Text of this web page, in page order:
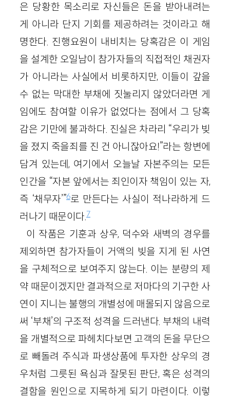
은 당황한 목소리로 자신들은 돈을 받아내려는
게 아니라 단지 기회를 제공하려는 것이라고 해
명한다. 진행요원이 내비치는 당혹감은 이 게임
을 설계한 오일남이 참가자들의 직접적인 채권자
가 아니라는 사실에서 비롯하지만, 이들이 갚을
수 없는 막대한 부채에 짓눌리지 않았더라면 게
임에도 참여할 이유가 없었다는 점에서 그 당혹
감은 기만에 불과하다. 진실은 차라리 “우리가 빚
을 졌지 죽을죄를 진 건 아니잖아요!”라는 항변에
담겨 있는데, 여기에서 오늘날 자본주의는 모든
인간을 “자본 앞에서는 죄인이자 책임이 있는 자,
즉 ‘채무자’”6로 만든다는 사실이 적나라하게 드
러나기 때문이다.7
이 작품은 기훈과 상우, 덕수와 새벽의 경우를
제외하면 참가자들이 거액의 빚을 지게 된 사연
을 구체적으로 보여주지 않는다. 이는 분량의 제
약 때문이겠지만 결과적으로 저마다의 기구한 사
연이 지니는 불행의 개별성에 매몰되지 않음으로
써 ‘부채’의 구조적 성격을 드러낸다. 부채의 내력
을 개별적으로 파헤치다보면 고객의 돈을 무단으
로 빼돌려 주식과 파생상품에 투자한 상우의 경
우처럼 그릇된 욕심과 잘못된 판단, 혹은 성격의
결함을 원인으로 지목하게 되기 마련이다. 이렇